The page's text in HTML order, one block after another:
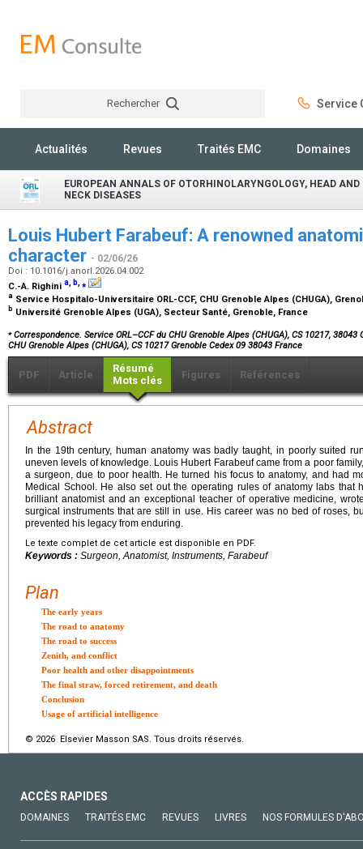
Rechercher Service
Actualités Revues Traités EMC Domaines
EUROPEAN ANNALS OF OTORHINOLARYNGOLOGY, HEAD AND
NECK DISEASES
Louis Hubert Farabeuf: A renowned
character - 02/06/26
Doi : 10.1016/j.anorl.2026.04.002
C.-A. Righini a, b,⁎
a Service Hospitalo-Universitaire ORL-CCF, CHU Grenoble Alpes (CHUGA),
b Université Grenoble Alpes (UGA), Secteur Santé, Grenoble, France
⁎Correspondence. Service ORL–CCF du CHU Grenoble Alpes (CHUGA), CS 10217, 38043
CHU Grenoble Alpes (CHUGA), CS 10217 Grenoble Cedex 09 38043 France
PDF Article
Résumé
Mots clés
Figures Références
Abstract
In the 19th century, human anatomy was badly taught, in poorly suited
uneven levels of knowledge. Louis Hubert Farabeuf came from a poor
a surgeon, due to poor health. He turned his focus to anatomy, and had
Medical School. He also set out the operating rules of anatomy labs that
brilliant anatomist and an exceptional teacher of operative medicine,
surgical instruments that are still in use. His career was no bed of roses,
prevented his legacy from enduring.
Le texte complet de cet article est disponible en PDF.
Keywords : Surgeon, Anatomist, Instruments, Farabeuf
Plan
The early years
The road to anatomy
The road to success
Zenith, and conflict
Poor health and other disappointments
The final straw, forced retirement, and death
Conclusion
Usage of artificial intelligence
© 2026 Elsevier Masson SAS. Tous droits réservés.
ACCÈS RAPIDES
DOMAINES TRAITÉS EMC REVUES LIVRES NOS FORMULES